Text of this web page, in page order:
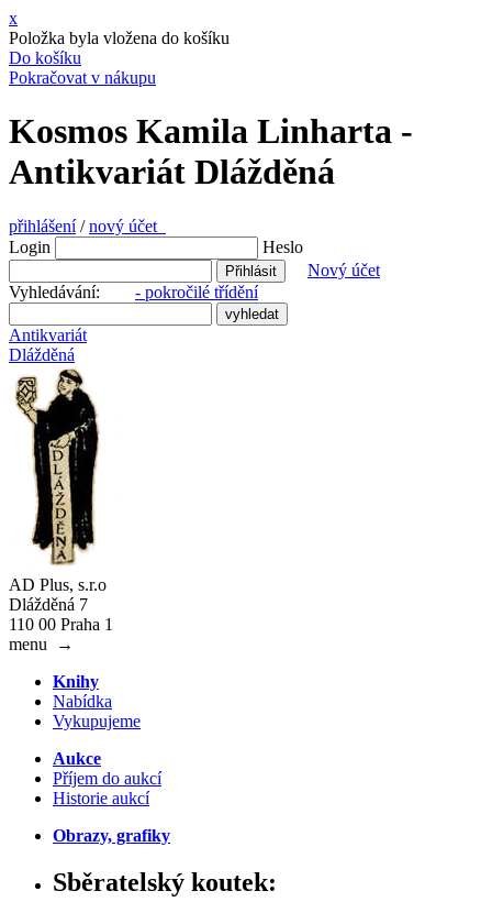
x
Položka byla vložena do košíku
Do košíku
Pokračovat v nákupu
Kosmos Kamila Linharta -
Antikvariát Dlážděná
přihlášení/nový účet
Login
Heslo
Nový účet
Vyhledávání: - pokročilé třídění
Antikvariát
Dlážděná
AD Plus, s.r.o
Dlážděná 7
110 00 Praha 1
menu
→
Knihy
Nabídka
Vykupujeme
Aukce
Příjem do aukcí
Historie aukcí
Obrazy, grafiky
Sběratelský koutek: